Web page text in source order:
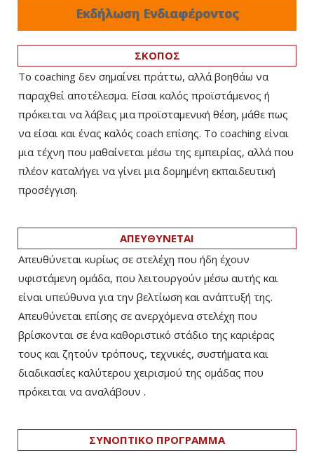
Εκδήλωση Ενδιαφέροντος
ΣΚΟΠΟΣ
Το coaching δεν σημαίνει πράττω, αλλά βοηθάω να
παραχθεί αποτέλεσμα. Είσαι καλός προϊστάμενος ή
πρόκειται να λάβεις μια προϊσταμενική θέση, μάθε πως
να είσαι και ένας καλός coach επίσης. Το coaching είναι
μια τέχνη που μαθαίνεται μέσω της εμπειρίας, αλλά που
πλέον καταλήγει να γίνει μια δομημένη εκπαιδευτική
προσέγγιση.
ΑΠΕΥΘΥΝΕΤΑΙ
Απευθύνεται κυρίως σε στελέχη που ήδη έχουν
υφιστάμενη ομάδα, που λειτουργούν μέσω αυτής και
είναι υπεύθυνα για την βελτίωση και ανάπτυξή της.
Απευθύνεται επίσης σε ανερχόμενα στελέχη που
βρίσκονται σε ένα καθοριστικό στάδιο της καριέρας
τους και ζητούν τρόπους, τεχνικές, συστήματα και
διαδικασίες καλύτερου χειρισμού της ομάδας που
πρόκειται να αναλάβουν .
ΣΥΝΟΠΤΙΚΟ ΠΡΟΓΡΑΜΜΑ